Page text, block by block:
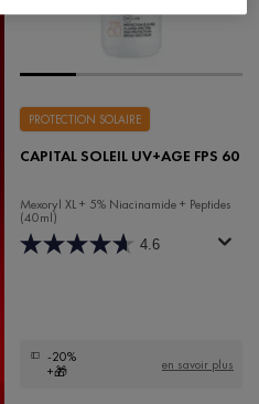
PROTECTION SOLAIRE
CAPITAL SOLEIL UV+AGE FPS 60
Mexoryl XL + 5% Niacinamide + Peptides
(40ml)
4.6
-20%
+🎁
en savoir plus